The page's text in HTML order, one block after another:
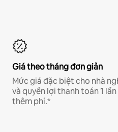
Giá theo tháng đơn giản
Mức giá đặc biệt cho nhà
và quyền lợi thanh toán 1
thêm phí.*